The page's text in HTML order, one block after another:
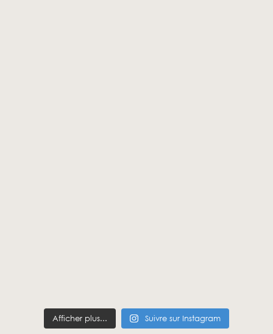
Afficher plus... Suivre sur Instagram